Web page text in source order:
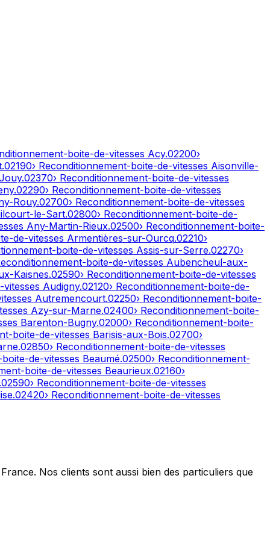
boite-de-vitesses Acy.02200›
.02190› Reconditionnement-boite-de-vitesses Aisonville-
.02370› Reconditionnement-boite-de-vitesses
.02290› Reconditionnement-boite-de-vitesses
Rouy.02700› Reconditionnement-boite-de-vitesses
le-Sart.02800› Reconditionnement-boite-de-
Any-Martin-Rieux.02500› Reconditionnement-boite-
de-vitesses Armentières-sur-Ourcq.02210›
boite-de-vitesses Assis-sur-Serre.02270›
boite-de-vitesses Aubencheul-aux-
Kaisnes.02590› Reconditionnement-boite-de-vitesses
Audigny.02120› Reconditionnement-boite-de-
Autremencourt.02250› Reconditionnement-boite-
Azy-sur-Marne.02400› Reconditionnement-boite-
Barenton-Bugny.02000› Reconditionnement-boite-
boite-de-vitesses Barisis-aux-Bois.02700›
.02850› Reconditionnement-boite-de-vitesses
de-vitesses Beaumé.02500› Reconditionnement-
boite-de-vitesses Beaurieux.02160›
02590› Reconditionnement-boite-de-vitesses
.02420› Reconditionnement-boite-de-vitesses
Nos clients sont aussi bien des particuliers que